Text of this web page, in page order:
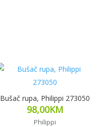
Bušač rupa, Philippi 273050
98,00KM
Philippi